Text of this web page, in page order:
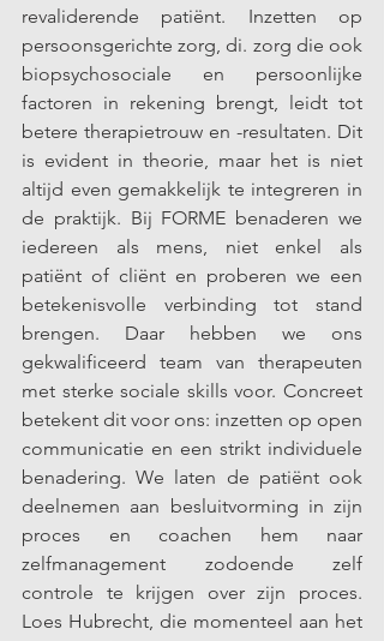
revaliderende patiënt. Inzetten op
persoonsgerichte zorg, di. zorg die ook
biopsychosociale en persoonlijke
factoren in rekening brengt, leidt tot
betere therapietrouw en -resultaten. Dit
is evident in theorie, maar het is niet
altijd even gemakkelijk te integreren in
de praktijk. Bij FORME benaderen we
iedereen als mens, niet enkel als
patiënt of cliënt en proberen we een
betekenisvolle verbinding tot stand
brengen. Daar hebben we ons
gekwalificeerd team van therapeuten
met sterke sociale skills voor. Concreet
betekent dit voor ons: inzetten op open
communicatie en een strikt individuele
benadering. We laten de patiënt ook
deelnemen aan besluitvorming in zijn
proces en coachen hem naar
zelfmanagement zodoende zelf
controle te krijgen over zijn proces.
Loes Hubrecht, die momenteel aan het